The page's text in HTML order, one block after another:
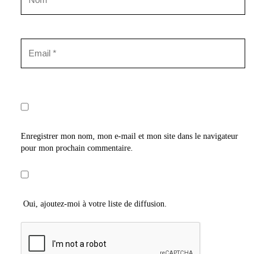
Enregistrer mon nom, mon e-mail et mon site dans le navigateur
pour mon prochain commentaire.
Oui, ajoutez-moi à votre liste de diffusion.